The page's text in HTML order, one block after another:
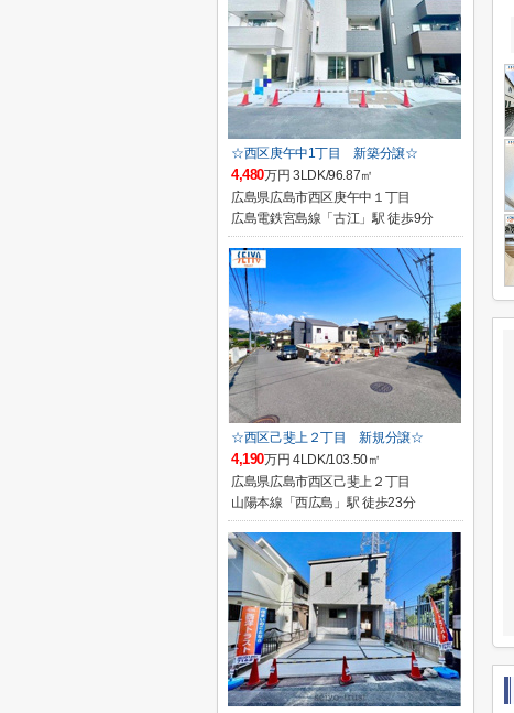
☆西区庚午中1丁目 新築分譲☆
4,480万円 3LDK/96.87㎡
広島県広島市西区庚午中１丁目
広島電鉄宮島線「古江」駅 徒歩9分
☆西区己斐上２丁目 新規分譲☆
4,190万円 4LDK/103.50㎡
広島県広島市西区己斐上２丁目
山陽本線「西広島」駅 徒歩23分